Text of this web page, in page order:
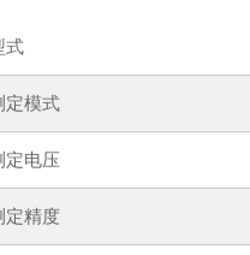
式
定模式
定电压
定精度